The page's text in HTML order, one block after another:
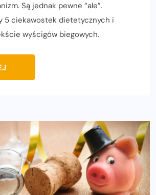
Są jednak pewne “ale”.
5 ciekawostek dietetycznych i
wyścigów biegowych.